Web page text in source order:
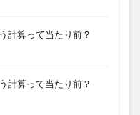
計算って当たり前？
計算って当たり前？